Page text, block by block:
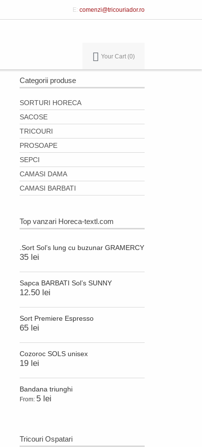
E: comenzi@tricouriador.ro
Your Cart 0
Categorii produse
SORTURI HORECA
SACOSE
TRICOURI
PROSOAPE
SEPCI
CAMASI DAMA
CAMASI BARBATI
Top vanzari Horeca-textl.com
.Sort Sol’s lung cu buzunar GRAMERCY
35 lei
Sapca BARBATI Sol’s SUNNY
12.50 lei
Sort Premiere Espresso
65 lei
Cozoroc SOLS unisex
19 lei
Bandana triunghi
From: 5 lei
Tricouri Ospatari